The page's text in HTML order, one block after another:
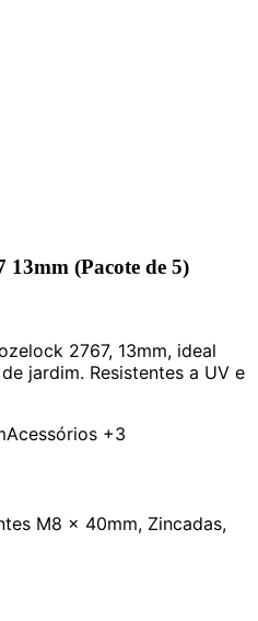
13mm (Pacote de 5)
2767, 13mm, ideal
jardim. Resistentes a UV e
Acessórios +3
M8 x 40mm, Zincadas,